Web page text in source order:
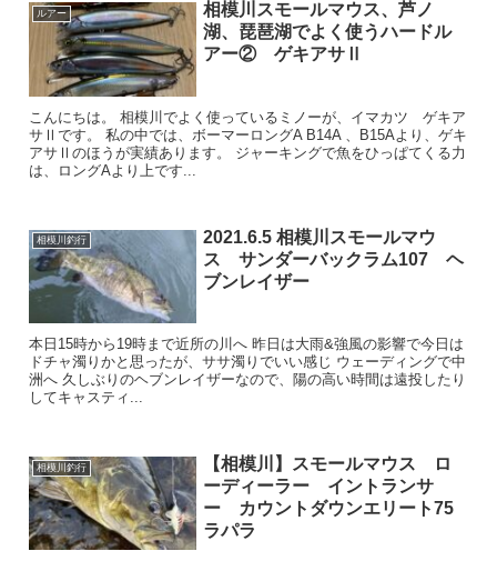
ルアー
相模川スモールマウス、芦ノ
湖、琵琶湖でよく使うハードル
アー② ゲキアサⅡ
こんにちは。 相模川でよく使っているミノーが、イマカツ ゲキア
サⅡです。 私の中では、ボーマーロングA B14A 、B15Aより、ゲキ
アサⅡのほうが実績あります。 ジャーキングで魚をひっぱてくる力
は、ロングAより上です...
相模川釣行
2021.6.5 相模川スモールマウ
ス サンダーバックラム107 ヘ
ブンレイザー
本日15時から19時まで近所の川へ 昨日は大雨&強風の影響で今日は
ドチャ濁りかと思ったが、ササ濁りでいい感じ ウェーディングで中
洲へ 久しぶりのヘブンレイザーなので、陽の高い時間は遠投したり
してキャスティ...
相模川釣行
【相模川】スモールマウス ロ
ーディーラー イントランサ
ー カウントダウンエリート75
ラパラ